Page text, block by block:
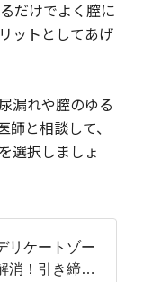
だけでよく膣に
ットとしてあげ
漏れや膣のゆる
と相談して、
選択しましょ
リケートゾー
消！引き締